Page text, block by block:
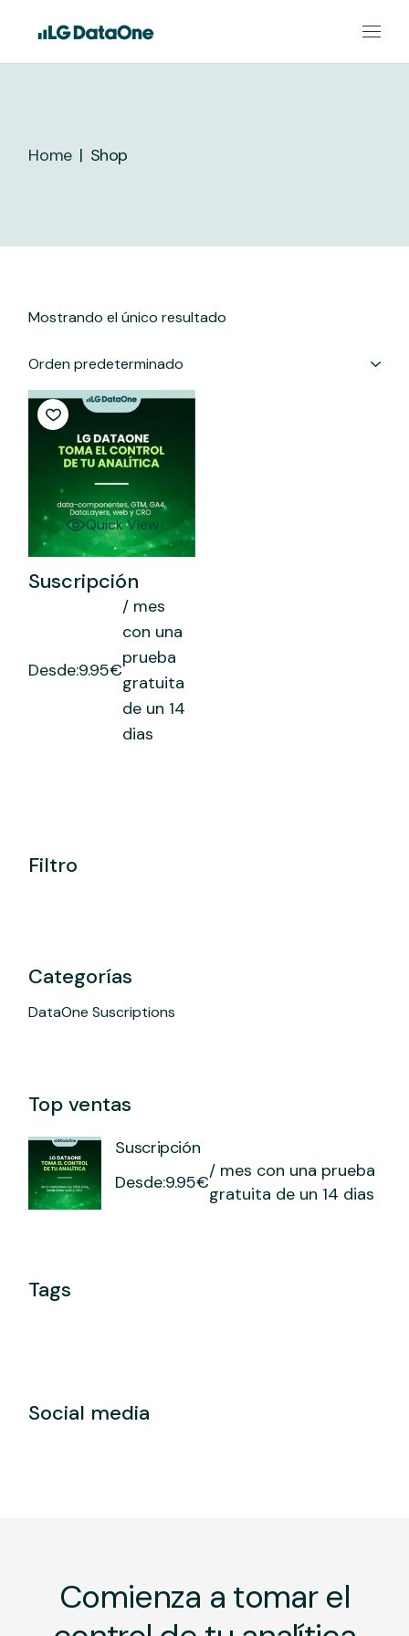
Home Shop
Mostrando el único resultado
Orden predeterminado
Este
producto
tiene
múltiples
variantes.
Las
opciones
pueden
elegir
en
página
de
Quick View
Suscripción
Desde:9.95€
/ mes
con una
prueba
gratuita
de un 14
dias
Filtro
Categorías
DataOne Suscriptions
Top ventas
Suscripción
Desde:9.95€
/ mes con una prueba
gratuita de un 14 dias
Tags
Social media
Comienza a tomar el